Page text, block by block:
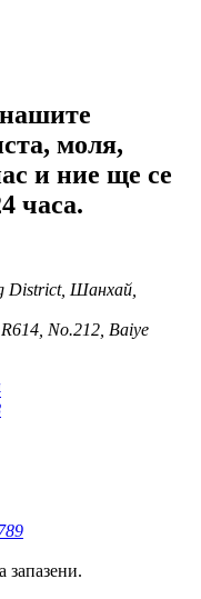
моля,
и ние ще се
часа.
District, Шанхай,
No.212, Baiye